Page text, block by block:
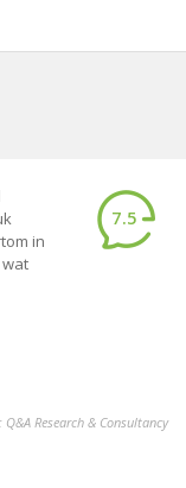
in
7.5
Q&A Research & Consultancy